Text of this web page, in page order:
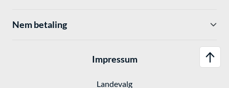
Nem betaling
Impressum
Landevalg